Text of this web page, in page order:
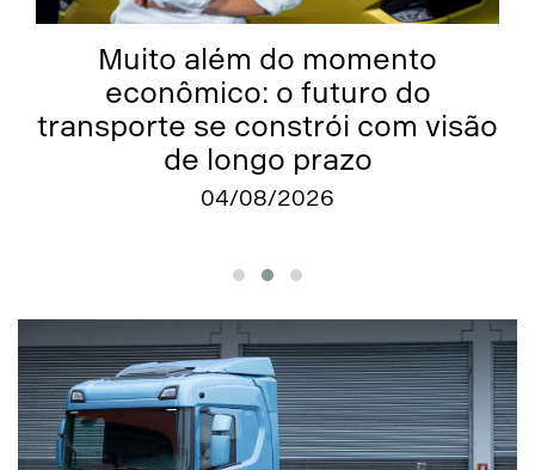
Muito além do momento
econômico: o futuro do
transporte se constrói com visão
de longo prazo
04/08/2026